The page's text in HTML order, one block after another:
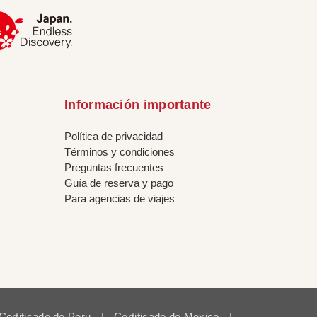
Información importante
Política de privacidad
Términos y condiciones
Preguntas frecuentes
Guía de reserva y pago
Para agencias de viajes